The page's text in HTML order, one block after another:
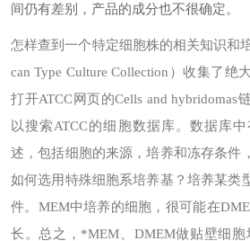
间仍有差别，产品的成分也不很确定。
怎样查到一个特定细胞株的相关知识和
can Type Culture Collection）收集了绝
打开ATCC网页的Cells and hybridomas
以搜索ATCC的细胞数据库。数据库
述，包括细胞的来源，培养和冻存条件
如何选用特殊细胞系培养基？ 培养某类
件。MEM中培养的细胞，很可能在
长。总之，*MEM、DMEM做贴壁细胞